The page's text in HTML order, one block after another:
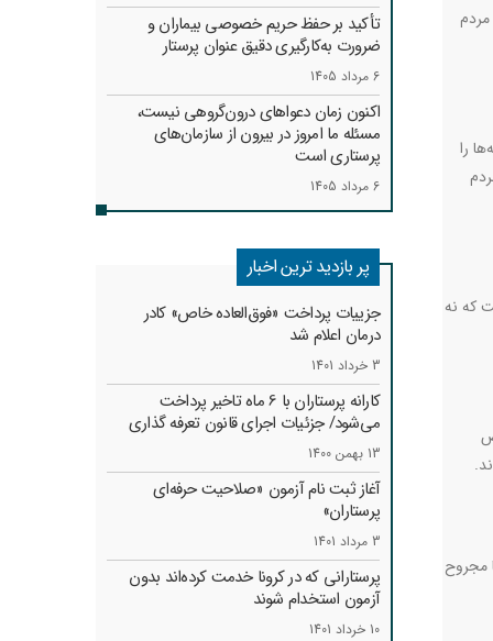
و به مردم
را
که نه
.
مجروح
تأکید بر حفظ حریم خصوصی بیماران و
ضرورت به‌کارگیری دقیق عنوان پرستار
6 مرداد 1405
اکنون زمان دعواهای درون‌گروهی نیست،
مسئله ما امروز در بیرون از سازمان‌های
پرستاری است
6 مرداد 1405
پر بازدید ترین اخبار
جزییات پرداخت «فوق‌العاده خاص» کادر
درمان اعلام شد
3 خرداد 1401
کارانه‌ پرستاران با 6 ماه تاخیر پرداخت
می‌شود/ جزئیات اجرای قانون تعرفه گذاری
13 بهمن 1400
آغاز ثبت نام آزمون «صلاحیت حرفه‌ای
پرستاران»
3 مرداد 1401
پرستارانی که در کرونا خدمت کرد‌ه‌اند بدون
آزمون استخدام شوند
10 خرداد 1401